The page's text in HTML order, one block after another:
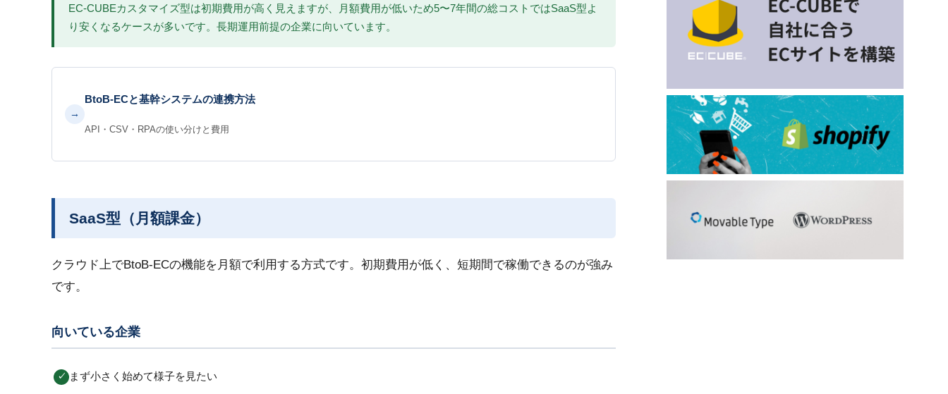
EC-CUBEカスタマイズ型は初期費用が高く見えますが、月額費用が低いため5〜7年間の総コストではSaaS型よ
り安くなるケースが多いです。長期運用前提の企業に向いています。
→
BtoB-ECと基幹システムの連携方法
API・CSV・RPAの使い分けと費用
SaaS型（月額課金）
クラウド上でBtoB-ECの機能を月額で利用する方式です。初期費用が低く、短期間で稼働できるのが強み
です。
向いている企業
まず小さく始めて様子を見たい